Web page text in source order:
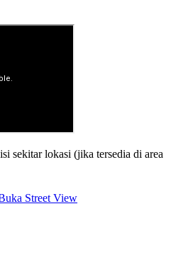
sekitar lokasi (jika tersedia di area
Street View